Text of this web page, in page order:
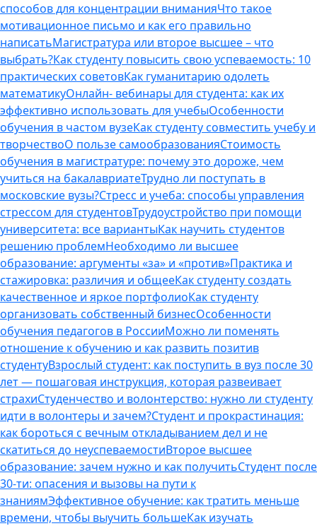
способов для концентрации вниманияЧто такое
мотивационное письмо и как его правильно
написатьМагистратура или второе высшее – что
выбрать?Как студенту повысить свою успеваемость: 10
практических советовКак гуманитарию одолеть
математикуОнлайн- вебинары для студента: как их
эффективно использовать для учебыОсобенности
обучения в частом вузеКак студенту совместить учебу и
творчествоО пользе самообразованияСтоимость
обучения в магистратуре: почему это дороже, чем
учиться на бакалавриатеТрудно ли поступать в
московские вузы?Стресс и учеба: способы управления
стрессом для студентовТрудоустройство при помощи
университета: все вариантыКак научить студентов
решению проблемНеобходимо ли высшее
образование: аргументы «за» и «против»Практика и
стажировка: различия и общееКак студенту создать
качественное и яркое портфолиоКак студенту
организовать собственный бизнесОсобенности
обучения педагогов в РоссииМожно ли поменять
отношение к обучению и как развить позитив
студентуВзрослый студент: как поступить в вуз после 30
лет — пошаговая инструкция, которая развеивает
страхиСтуденчество и волонтерство: нужно ли cтуденту
идти в волонтеры и зачем?Студент и прокрастинация:
как бороться с вечным откладыванием дел и не
скатиться до неуспеваемостиВторое высшее
образование: зачем нужно и как получитьСтудент после
30-ти: опасения и вызовы на пути к
знаниямЭффективное обучение: как тратить меньше
времени, чтобы выучить большеКак изучать